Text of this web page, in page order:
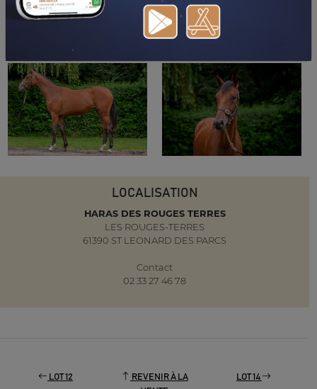
LOCALISATION
HARAS DES ROUGES TERRES
LES ROUGES-TERRES
61390 ST LEONARD DES PARCS
Contact
02 33 27 46 78
LOT 12
REVENIR À LA
LOT 14